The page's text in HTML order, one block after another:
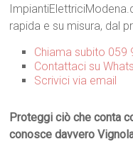
rapida e su misura, dal
Chiama subito 059
Contattaci su
Scrivici via email
Proteggi ciò che conta
conosce davvero